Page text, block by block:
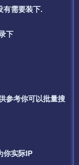
有需要装下.
下
考你可以批量搜
你实际IP